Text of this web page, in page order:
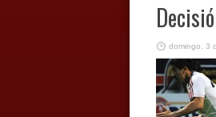
domingo, 3